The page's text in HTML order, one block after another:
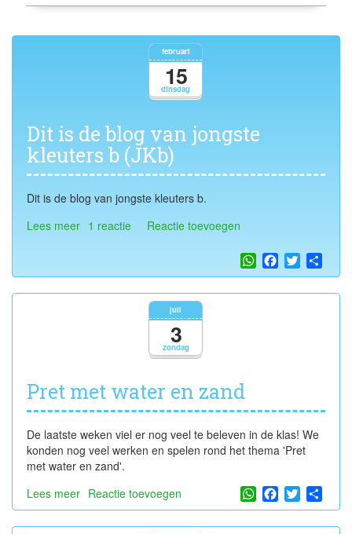
dinsdag
februari
15
Dit is de blog van jongste
kleuters b (JKb)
Dit is de blog van jongste kleuters b.
Lees meer over
1 reactie Reactie toevoegen
WhatsApp
Facebook
Twitter
zondag
juli
3
Pret met water en zand
De laatste weken viel er nog veel te beleven in de klas! We
konden nog veel werken en spelen rond het thema 'Pret
met water en zand'.
Lees meer over
Pret
met
Reactie toevoegen WhatsApp
Facebook
Twitter